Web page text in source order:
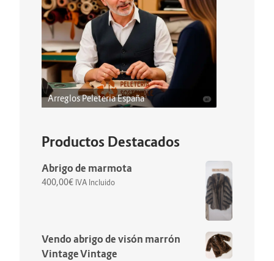
Arreglos Peleteria España
Productos Destacados
Abrigo de marmota
400,00€ IVA Incluido
Vendo abrigo de visón marrón
Vintage Vintage